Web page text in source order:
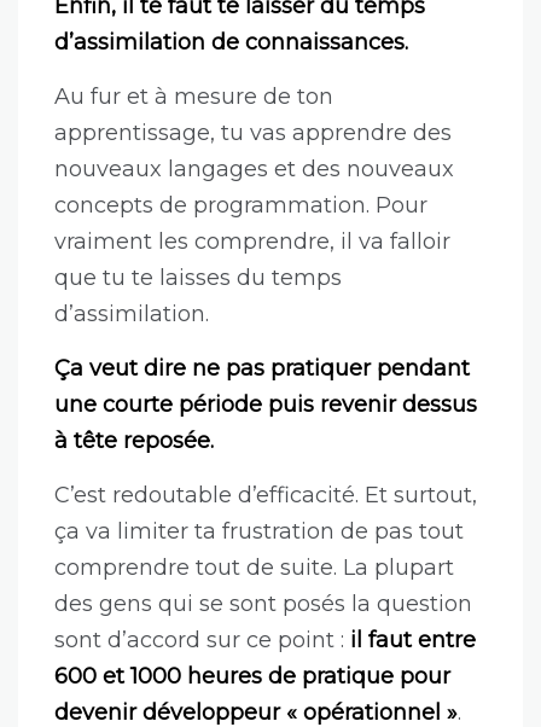
Enfin, il te faut te laisser du temps
d’assimilation de connaissances.
Au fur et à mesure de ton
apprentissage, tu vas apprendre des
nouveaux langages et des nouveaux
concepts de programmation. Pour
vraiment les comprendre, il va falloir
que tu te laisses du temps
d’assimilation.
Ça veut dire ne pas pratiquer pendant
une courte période puis revenir dessus
à tête reposée.
C’est redoutable d’efficacité. Et surtout,
ça va limiter ta frustration de pas tout
comprendre tout de suite. La plupart
des gens qui se sont posés la question
sont d’accord sur ce point : il faut entre
600 et 1000 heures de pratique pour
devenir développeur « opérationnel ».